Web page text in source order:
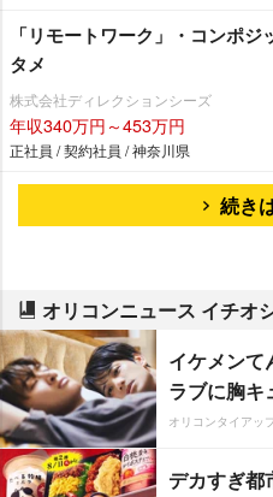
「リモートワーク」・コンポ
タメ
株式会社ディレクションシーズ
年収340万円～453万円
正社員 / 契約社員 / 神奈川県
続き
オリコンニュース イチオ
イケメンて
ラブに胸キ
オリコンタイアッ
デカすぎ都